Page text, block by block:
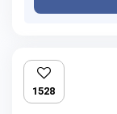
1528